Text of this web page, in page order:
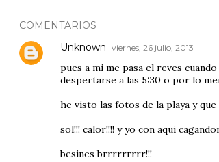
COMENTARIOS
Unknown viernes, 26 julio, 2013
pues a mi me pasa el reves
despertarse a las 5:30 o por lo
he visto las fotos de la playa y que
sol!!! calor!!!! y yo con aqui
besines brrrrrrrrr!!!